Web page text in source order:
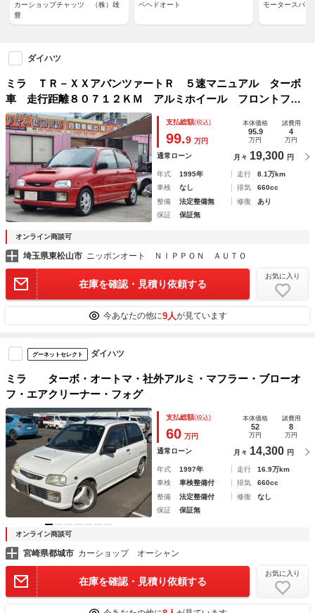
カーショップチャッツ （株）雄
豊
ベヘドオート モータースパイ
ダイハツ
ミラ ＴＲ－ＸＸアバンツァートＲ ５速マニュアル ターボ
車 走行距離８０７１２ＫＭ アルミホイール フロントフォ
グランプ４４ １６３
支払総額(税込)
99.9 万円
本体価格
95.9
万円
諸費用
4
万円
通常ローン 月々 19,300 円
年式 1995年 走行
8.1万km
車検
なし 排気
660cc
整備
法定整備無 修復
あり
保証
保証無
オンライン商談可
埼玉県東松山市 ニッポンオート ＮＩＰＰＯＮ ＡＵＴＯ
在庫を確認・見積り依頼する
お気に入り
今あなたの他に9人が見ています
グーネットセレクト ダイハツ
ミラ ターボ・オートマ・社外アルミ・マフラー・ブローオ
フ・エアクリーナー・フォグ
支払総額(税込)
60 万円
本体価格
52
万円
諸費用
8
万円
通常ローン 月々 14,300 円
年式 1997年 走行
16.9万km
車検
車検整備付 排気
660cc
整備
法定整備付 修復
なし
保証
保証無
オンライン商談可
宮崎県都城市 カーショップ オーシャン
在庫を確認・見積り依頼する
お気に入り